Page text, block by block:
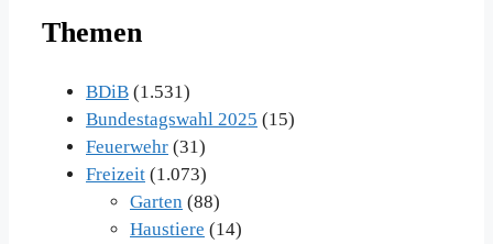
im
Themen
BDiB (1.531)
Bundestagswahl 2025 (15)
Feuerwehr (31)
Freizeit (1.073)
Garten (88)
Haustiere (14)